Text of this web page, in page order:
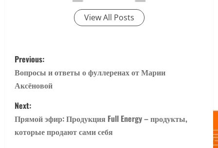
View All Posts
P
o
s
t
n
Previous:
Вопросы и ответы о фуллеренах от Марии
Аксёновой
Next:
Прямой эфир: Продукция Full Energy – продукты,
которые продают сами себя